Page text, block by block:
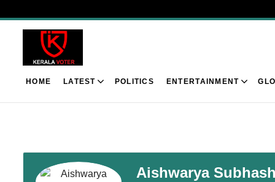
HOME LATEST POLITICS ENTERTAINMENT
Aishwarya Subhash